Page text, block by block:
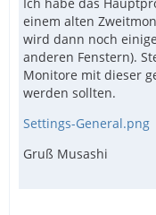
einem alten
wird dann noch
anderen Fenstern).
Monitore mit dieser
werden sollten.
Settings-General.png
Gruß Musashi